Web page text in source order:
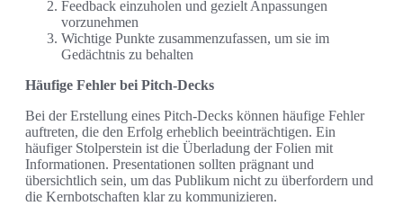
Feedback einzuholen und gezielt Anpassungen
vorzunehmen
Wichtige Punkte zusammenzufassen, um sie im
Gedächtnis zu behalten
Häufige Fehler bei Pitch-Decks
Bei der Erstellung eines Pitch-Decks können häufige Fehler
auftreten, die den Erfolg erheblich beeinträchtigen. Ein
häufiger Stolperstein ist die Überladung der Folien mit
Informationen. Presentationen sollten prägnant und
übersichtlich sein, um das Publikum nicht zu überfordern und
die Kernbotschaften klar zu kommunizieren.